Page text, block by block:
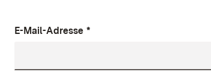
E-Mail-Adresse *